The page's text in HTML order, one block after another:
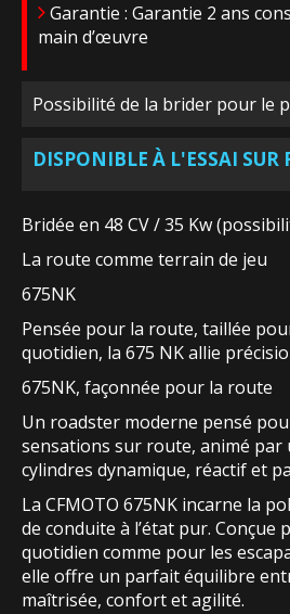
Garantie : Garantie 2 ans
main d’œuvre
Possibilité de la brider pour le
DISPONIBLE À L'ESSAI SUR
Bridée en 48 CV / 35 Kw
La route comme terrain de jeu
675NK
Pensée pour la route, taillée
quotidien, la 675 NK allie
675NK, façonnée pour la route
Un roadster moderne pensé
sensations sur route, animé
cylindres dynamique, réactif et
La CFMOTO 675NK incarne la
de conduite à l’état pur. Conçue
quotidien comme pour les
elle offre un parfait équilibre
maîtrisée, confort et agilité.